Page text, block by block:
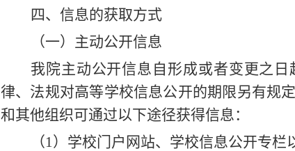
四、信息的获取方式
（一）主动公开信息
我院主动公开信息自形成或者变更之日
律、法规对高等学校信息公开的期限另有规
和其他组织可通过以下途径获得信息：
（1）学校门户网站、学校信息公开专栏